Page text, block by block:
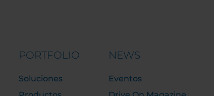
PORTFOLIO
Soluciones
NEWS
Eventos